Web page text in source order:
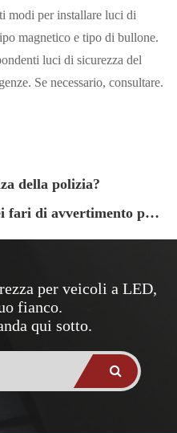
modi per installare luci di
magnetico e tipo di bullone.
luci di sicurezza del
Se necessario, consultare.
della polizia?
avvertimento per veicoli
per veicoli a LED,
fianco.
qui sotto.